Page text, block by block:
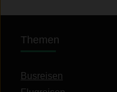
Themen
Busreisen